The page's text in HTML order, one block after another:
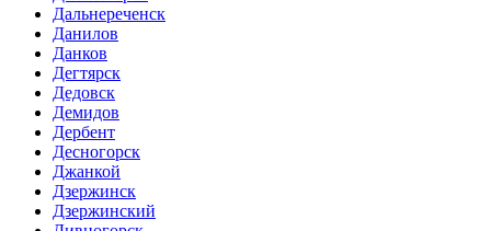
Дальнереченск
Данилов
Данков
Дегтярск
Дедовск
Демидов
Дербент
Десногорск
Джанкой
Дзержинск
Дзержинский